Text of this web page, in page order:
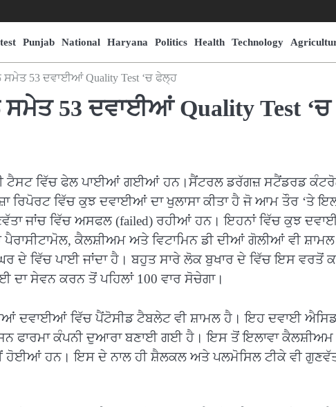
Punjab National Haryana Politics Health Technology
ਸਮੇਤ 53 ਦਵਾਈਆਂ Quality Test ‘ਚ ਫੇਲ੍ਹ
ਸਮੇਤ 53 ਦਵਾਈਆਂ Quality Test
ਟੈਸਟ ਵਿੱਚ ਫੇਲ ਪਾਈਆਂ ਗਈਆਂ ਹਨ।ਸੈਂਟਰਲ ਡਰੱਗਜ਼ ਸਟੈਂਡਰਡ
ਰਿਪੋਰਟ ਵਿੱਚ ਕੁਝ ਦਵਾਈਆਂ ਦਾ ਖੁਲਾਸਾ ਕੀਤਾ ਹੈ ਜੋ ਆਮ ਤੌਰ ‘ਤੇ
ਜਾਂਚ ਵਿੱਚ ਅਸਫਲ (failed) ਰਹੀਆਂ ਹਨ। ਇਹਨਾਂ ਵਿੱਚ ਕੁਝ
ਕੈਲਸ਼ੀਅਮ ਅਤੇ ਵਿਟਾਮਿਨ ਡੀ ਦੀਆਂ ਗੋਲੀਆਂ ਵੀ
ਦੇ ਵਿੱਚ ਪਾਈ ਜਾਂਦਾ ਹੈ। ਬਹੁਤ ਸਾਰੇ ਲੋਕ ਬੁਖਾਰ ਦੇ ਵਿੱਚ ਇਸ ਵਰਤੋਂ
ਸੇਵਨ ਕਰਨ ਤੋਂ ਪਹਿਲਾਂ 100 ਵਾਰ ਸੋਚੇਗਾ।
ਦਵਾਈਆਂ ਵਿੱਚ ਪੈਂਟੋਸੀਡ ਟੈਬਲੇਟ ਵੀ ਸ਼ਾਮਲ ਹੈ। ਇਹ ਦਵਾਈ
ਫਾਰਮਾ ਕੰਪਨੀ ਦੁਆਰਾ ਬਣਾਈ ਗਈ ਹੈ। ਇਸ ਤੋਂ ਇਲਾਵਾ ਕੈਲਸ਼ੀਅਮ
ਹੋਈਆਂ ਹਨ। ਇਸ ਦੇ ਨਾਲ ਹੀ ਸ਼ੈਲਕਲ ਅਤੇ ਪਲਮੋਸਿਲ ਟੀਕੇ ਵੀ